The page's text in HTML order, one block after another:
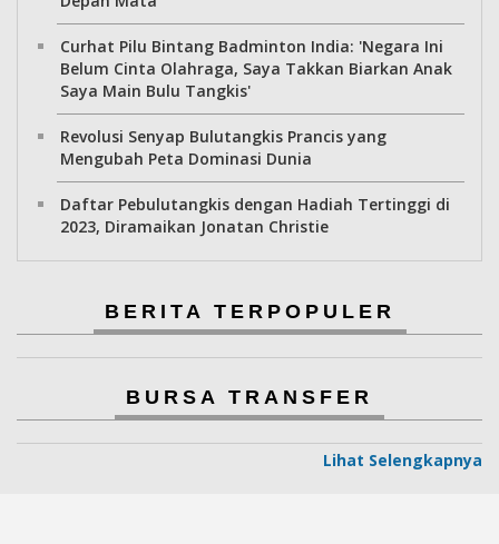
Curhat Pilu Bintang Badminton India: 'Negara Ini
Belum Cinta Olahraga, Saya Takkan Biarkan Anak
Saya Main Bulu Tangkis'
Revolusi Senyap Bulutangkis Prancis yang
Mengubah Peta Dominasi Dunia
Daftar Pebulutangkis dengan Hadiah Tertinggi di
2023, Diramaikan Jonatan Christie
BERITA TERPOPULER
BURSA TRANSFER
Lihat Selengkapnya